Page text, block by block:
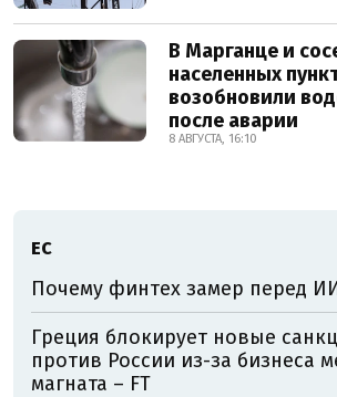
В Марганце и
населенных
возобновили
после аварии
8 АВГУСТА, 16:10
ЕС
Почему финтех замер перед
Греция блокирует новые
против России из-за бизнеса
магната – FT